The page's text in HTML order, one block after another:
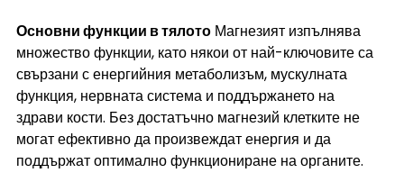
Основни функции в тялото Магнезият изпълнява
множество функции, като някои от най-ключовите са
свързани с енергийния метаболизъм, мускулната
функция, нервната система и поддържането на
здрави кости. Без достатъчно магнезий клетките не
могат ефективно да произвеждат енергия и да
поддържат оптимално функциониране на органите.